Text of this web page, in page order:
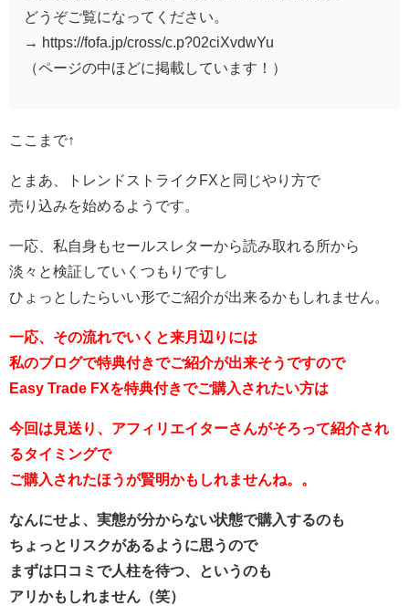
どうぞご覧になってください。
→ https://fofa.jp/cross/c.p?02ciXvdwYu
（ページの中ほどに掲載しています！）
ここまで↑
とまあ、トレンドストライクFXと同じやり方で
売り込みを始めるようです。
一応、私自身もセールスレターから読み取れる所から
淡々と検証していくつもりですし
ひょっとしたらいい形でご紹介が出来るかもしれません。
一応、その流れでいくと来月辺りには
私のブログで特典付きでご紹介が出来そうですので
Easy Trade FXを特典付きでご購入されたい方は
今回は見送り、アフィリエイターさんがそろって紹介され
るタイミングで
ご購入されたほうが賢明かもしれませんね。。
なんにせよ、実態が分からない状態で購入するのも
ちょっとリスクがあるように思うので
まずは口コミで人柱を待つ、というのも
アリかもしれません（笑）